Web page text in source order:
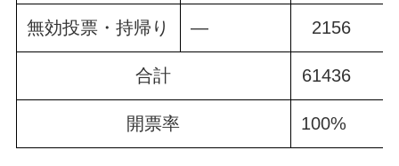
無効投票・持帰り ― 2156
合計 61436
開票率 100%